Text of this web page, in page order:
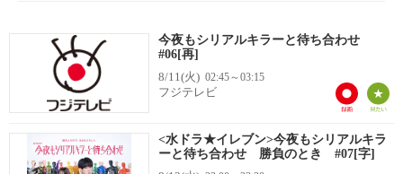
今夜もシリアルキラーと待ち合わせ
#06[再]
8/11(火) 02:45～03:15
フジテレビ
<水ドラ★イレブン>今夜もシリアルキラ
ーと待ち合わせ 勝負のとき #07[字]